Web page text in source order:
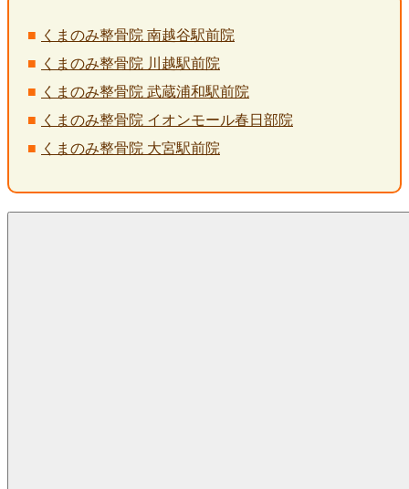
くまのみ整骨院 南越谷駅前院
くまのみ整骨院 川越駅前院
くまのみ整骨院 武蔵浦和駅前院
くまのみ整骨院 イオンモール春日部院
くまのみ整骨院 大宮駅前院